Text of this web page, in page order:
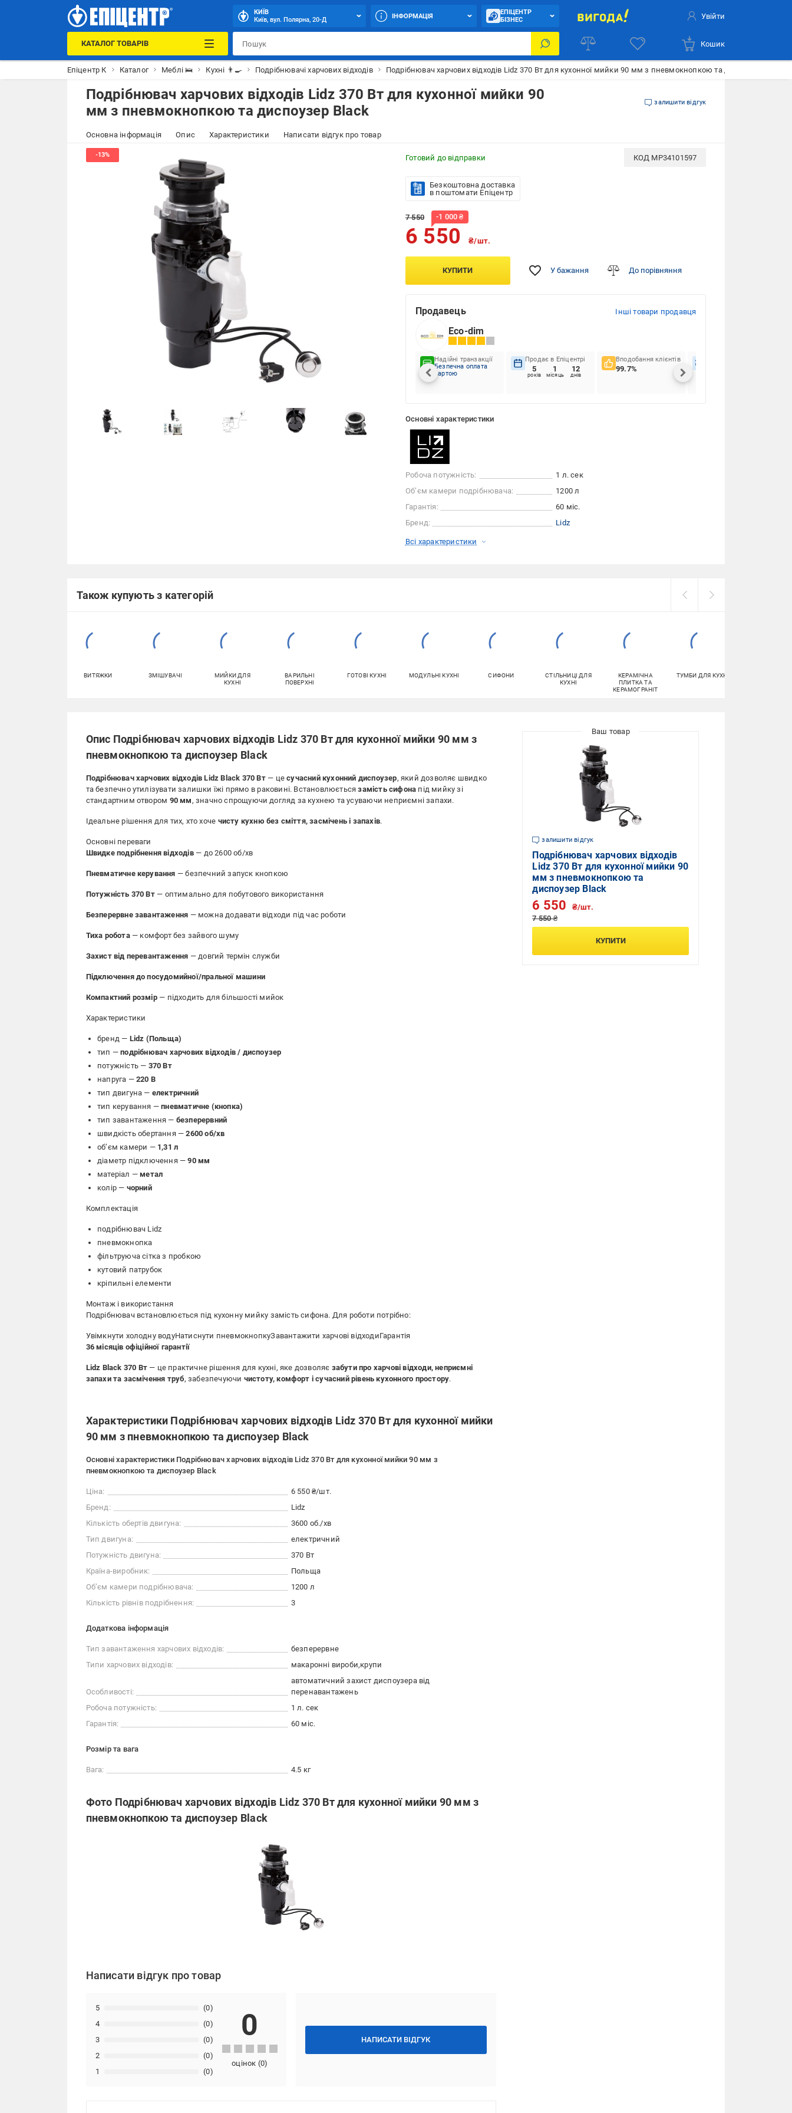
КИЇВ
Київ, вул. Полярна, 20-Д
ІНФОРМАЦІЯ
ЕПІЦЕНТР
БІЗНЕС
Увійти
КАТАЛОГ ТОВАРІВ Кошик
Епіцентр К Каталог Меблі 🛌 Кухні 👨‍🍳 Подрібнювачі харчових відходів Подрібнювач харчових відходів Lidz 370 Вт для кухонної мийки 90 мм з пневмокнопкою та диспоузер Black
Подрібнювач харчових відходів Lidz 370 Вт для кухонної мийки 90
мм з пневмокнопкою та диспоузер Black
залишити відгук
Основна інформація Опис Характеристики Написати відгук про товар
Готовий до відправки КОД MP34101597
Безкоштовна доставка
в поштомати Епіцентр
7 550 -1 000 ₴
6 550 ₴/шт.
КУПИТИ У бажання До порівняння
Продавець Інші товари продавця
Eco-dim
Надійні транзакції
Безпечна оплата
картою
Продає в Епіцентрі
5
років
1
місяць
12
днів
Вподобання клієнтів
99.7%
Основні характеристики
Робоча потужність:
1 л. сек
Об’єм камери подрібнювача:
1200 л
Гарантія:
60 міс.
Бренд:
Lidz
Всі характеристики
Також купують з категорій
ВИТЯЖКИ ЗМІШУВАЧІ
МИЙКИ ДЛЯ
КУХНІ
ВАРИЛЬНІ
ПОВЕРХНІ
ГОТОВІ КУХНІ МОДУЛЬНІ КУХНІ СИФОНИ
СТІЛЬНИЦІ ДЛЯ
КУХНІ
КЕРАМІЧНА
ПЛИТКА ТА
КЕРАМОГРАНІТ
ТУМБИ ДЛЯ КУХНІ
Опис Подрібнювач харчових відходів Lidz 370 Вт для кухонної мийки 90 мм з
пневмокнопкою та диспоузер Black
Подрібнювач харчових відходів Lidz Black 370 Вт— цесучасний кухонний диспоузер, який дозволяє швидко
та безпечно утилізувати залишки їжі прямо в раковині. Встановлюєтьсязамість сифона під мийку зі
стандартним отвором 90 мм, значно спрощуючи догляд за кухнею та усуваючи неприємні запахи.
Ідеальне рішення для тих, хто хоче чисту кухню без сміття, засмічень і запахів.
Основні переваги
Швидке подрібнення відходів— до 2600 об/хв
Пневматичне керування — безпечний запуск кнопкою
Потужність 370 Вт— оптимально для побутового використання
Безперервне завантаження — можна додавати відходи під час роботи
Тиха робота— комфорт без зайвого шуму
Захист від перевантаження — довгий термін служби
Підключення до посудомийної/пральної машини
Компактний розмір— підходить для більшості мийок
Характеристики
бренд — Lidz (Польща)
тип —подрібнювач харчових відходів / диспоузер
потужність — 370 Вт
напруга — 220 В
тип двигуна — електричний
тип керування —пневматичне (кнопка)
тип завантаження — безперервний
швидкість обертання —2600 об/хв
об’єм камери — 1,31 л
діаметр підключення —90 мм
матеріал —метал
колір — чорний
Комплектація
подрібнювач Lidz
пневмокнопка
фільтруюча сітка з пробкою
кутовий патрубок
кріпильні елементи
Монтаж і використання
Подрібнювач встановлюється під кухонну мийку замість сифона. Для роботи потрібно:
Увімкнути холодну водуНатиснути пневмокнопкуЗавантажити харчові відходиГарантія
36 місяців офіційної гарантії
Lidz Black 370 Вт— це практичне рішення для кухні, яке дозволяє забути про харчові відходи, неприємні
запахи та засмічення труб, забезпечуючи чистоту, комфорт і сучасний рівень кухонного простору.
Характеристики Подрібнювач харчових відходів Lidz 370 Вт для кухонної мийки
90 мм з пневмокнопкою та диспоузер Black
Основні характеристики Подрібнювач харчових відходів Lidz 370 Вт для кухонної мийки 90 мм з
пневмокнопкою та диспоузер Black
Ціна:
6 550 ₴/шт.
Бренд:
Lidz
Кількість обертів двигуна:
3600 об./хв
Тип двигуна:
електричний
Потужність двигуна:
370 Вт
Країна-виробник:
Польща
Об’єм камери подрібнювача:
1200 л
Кількість рівнів подрібнення:
3
Додаткова інформація
Тип завантаження харчових відходів:
безперервне
Типи харчових відходів:
макаронні вироби крупи
Особливості:
автоматичний захист диспоузера від
перенавантажень
Робоча потужність:
1 л. сек
Гарантія:
60 міс.
Розмір та вага
Вага: 4.5 кг
Фото Подрібнювач харчових відходів Lidz 370 Вт для кухонної мийки 90 мм з
пневмокнопкою та диспоузер Black
Написати відгук про товар
НАПИСАТИ ВІДГУК
1 (0)
2 (0)
3 (0)
4 (0)
5 (0)
0
оцінок (0)
залишити відгук
Подрібнювач харчових відходів
Lidz 370 Вт для кухонної мийки 90
мм з пневмокнопкою та
диспоузер Black
7 550 ₴
6 550 ₴/шт.
КУПИТИ